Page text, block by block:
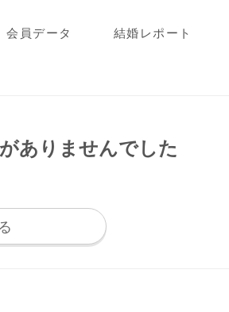
会員データ 結婚レポート
ありませんでした